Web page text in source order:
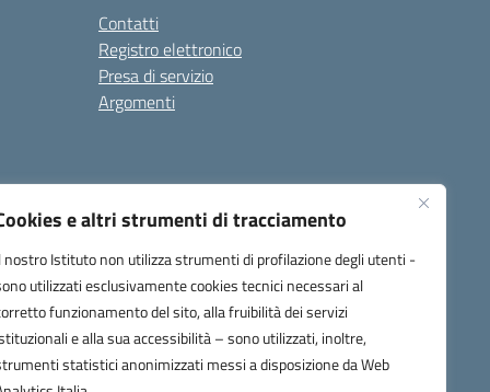
e altri strumenti di tracciamento
nostro Istituto non utilizza strumenti di profilazione degli utenti -
utilizzati esclusivamente cookies tecnici necessari al
funzionamento del sito, alla fruibilità dei servizi
e alla sua accessibilità – sono utilizzati, inoltre,
statistici anonimizzati messi a disposizione da Web
Contatti
Registro elettronico
Presa di servizio
Argomenti